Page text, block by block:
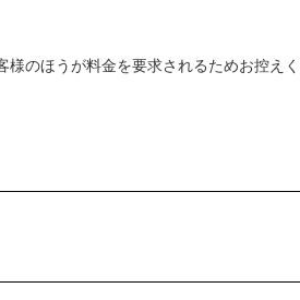
のほうが料金を要求されるためお控え